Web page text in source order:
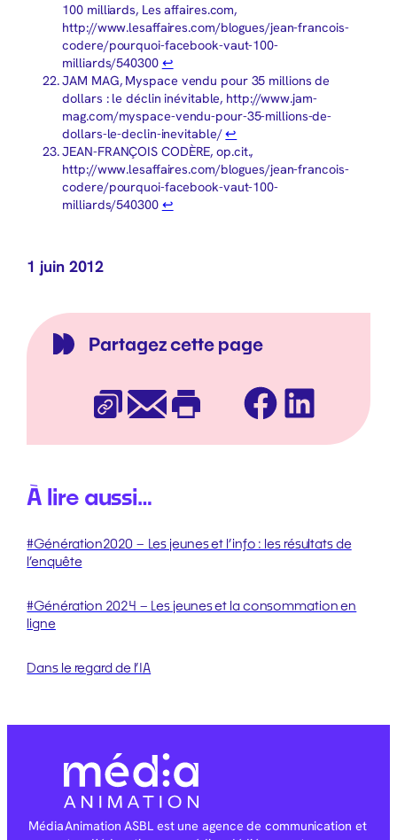
100 milliards, Les affaires.com,
http://www.lesaffaires.com/blogues/jean-francois-
codere/pourquoi-facebook-vaut-100-
milliards/540300 ↩︎
JAM MAG, Myspace vendu pour 35 millions de
dollars : le déclin inévitable, http://www.jam-
mag.com/myspace-vendu-pour-35-millions-de-
dollars-le-declin-inevitable/↩︎
JEAN-FRANÇOIS CODÈRE, op.cit.,
http://www.lesaffaires.com/blogues/jean-francois-
codere/pourquoi-facebook-vaut-100-
milliards/540300 ↩︎
1 juin 2012
Partagez cette page
Copier l’URL
E-mail Imprimer FacebookLinkedIn
À lire aussi…
#Génération2020 – Les jeunes et l’info : les résultats de
l’enquête
#Génération 2024 – Les jeunes et la consommation en
ligne
Dans le regard de l’IA
Média Animation ASBL est une agence de communication et